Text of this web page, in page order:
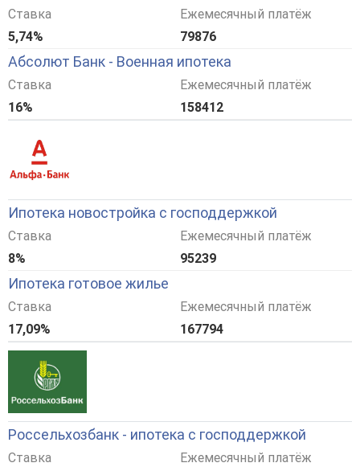
Ставка
5,74%
Ежемесячный платёж
79876
Абсолют Банк - Военная ипотека
Ставка
16%
Ежемесячный платёж
158412
Ипотека новостройка с господдержкой
Ставка
8%
Ежемесячный платёж
95239
Ипотека готовое жилье
Ставка
17,09%
Ежемесячный платёж
167794
Россельхозбанк - ипотека с господдержкой
Ставка
Ежемесячный платёж